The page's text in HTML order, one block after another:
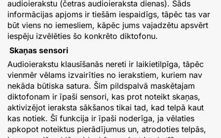
audioierakstu (četras audioieraksta dienas). Šāds
informācijas apjoms ir tiešām iespaidīgs, tāpēc tas var
būt viens no iemesliem, kāpēc jums vajadzētu apsvērt
iespēju izvēlēties šo konkrēto diktofonu.
Skaņas sensori
Audioierakstu klausīšanās nereti ir laikietilpīga, tāpēc
vienmēr vēlams izvairīties no ierakstiem, kuriem nav
nekāda būtiska satura. Šim pildspalvā maskētajam
diktofonam ir īpaši sensori, kas prot noteikt skaņas,
aktivizējot ieraksta sākšanos tikai tad, kad telpā kaut
kas notiek. Šī funkcija ir īpaši noderīga, ja vēlaties
apkopot noteiktus pierādījumus un, atrodoties telpās,